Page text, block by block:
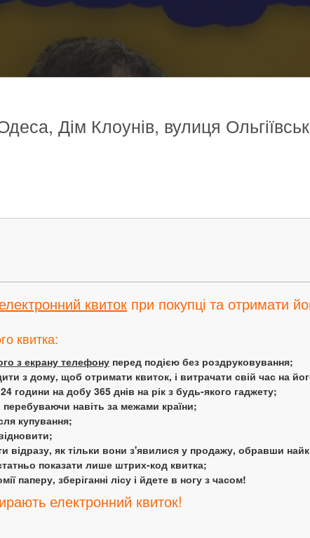
Дім Клоунів, вулиця
квиток при покупці та отримати
квитка:
з екрану телефону перед подією без роздруковування;
з дому, щоб отримати квиток, і витрачати свій час на
години на добу 365 днів на рік з будь-якого гаджету;
навіть за межами країни;
купування;
відразу, як тільки вони з'явилися у продажу, обравши
показати лише штрих-код квитка;
паперу, зберіганні лісу і йдете в ногу з часом!
електронний квиток!